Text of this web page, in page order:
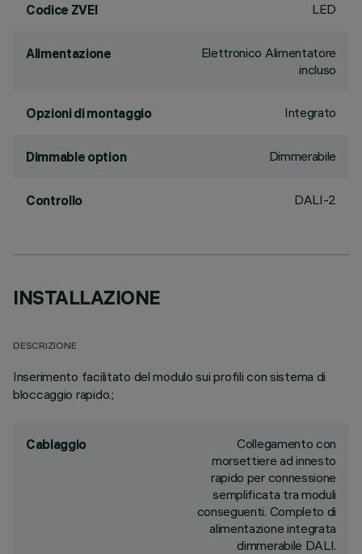
Codice ZVEI LED
Alimentazione
Elettronico Alimentatore
incluso
Opzioni di montaggio Integrato
Dimmable option Dimmerabile
Controllo DALI-2
INSTALLAZIONE
DESCRIZIONE
Inserimento facilitato del modulo sui profili con sistema di
bloccaggio rapido.;
Cablaggio
Collegamento con
morsettiere ad innesto
rapido per connessione
semplificata tra moduli
conseguenti. Completo di
alimentazione integrata
dimmerabile DALI.